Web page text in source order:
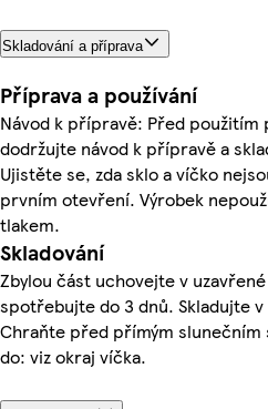
Skladování a příprava
Příprava a používání
Návod k přípravě: Před
dodržujte návod k přípravě a
Ujistěte se, zda sklo a víčko
prvním otevření. Výrobek
tlakem.
Skladování
Zbylou část uchovejte v
spotřebujte do 3 dnů. Skladujte
Chraňte před přímým
do: viz okraj víčka.